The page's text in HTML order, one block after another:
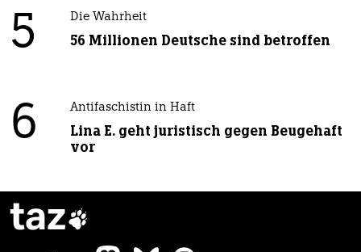
5 Die Wahrheit
56 Millionen Deutsche sind betroffen
6 Antifaschistin in Haft
Lina E. geht juristisch gegen Beugehaft
vor
taz